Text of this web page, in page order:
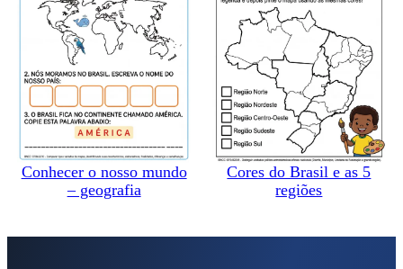
Conhecer o nosso mundo
– geografia
Cores do Brasil e as 5
regiões